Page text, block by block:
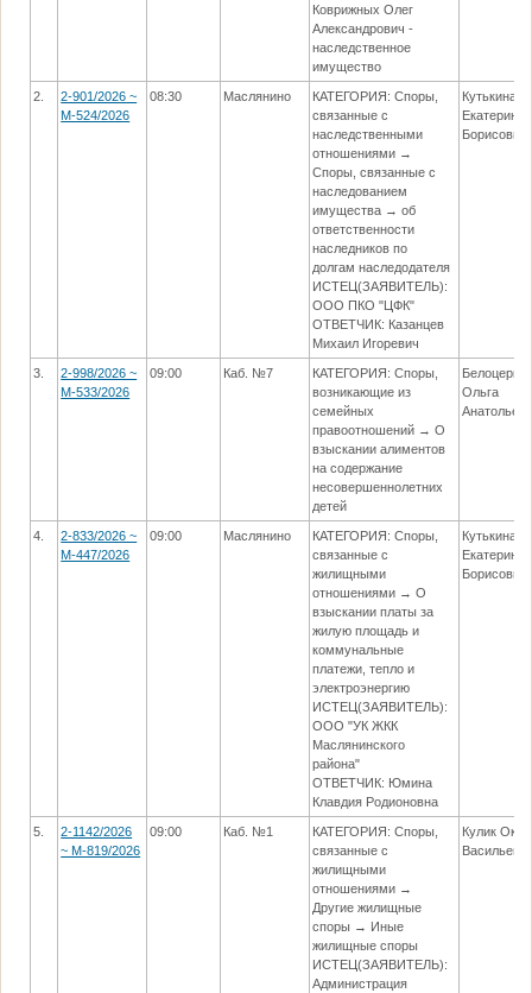
Коврижных Олег
Александрович -
наследственное
имущество
2.
2-901/2026 ~
М-524/2026
08:30 Маслянино
КАТЕГОРИЯ: Споры,
связанные с
наследственными
отношениями →
Споры, связанные с
наследованием
имущества → об
ответственности
наследников по
долгам наследодателя
ИСТЕЦ(ЗАЯВИТЕЛЬ):
ООО ПКО "ЦФК"
ОТВЕТЧИК: Казанцев
Михаил Игоревич
Кутькина
Екатерина
Борисовна
3.
2-998/2026 ~
М-533/2026
09:00 Каб. №7
КАТЕГОРИЯ: Споры,
возникающие из
семейных
правоотношений → О
взыскании алиментов
на содержание
несовершеннолетних
детей
Ольга
4.
2-833/2026 ~
М-447/2026
09:00 Маслянино
КАТЕГОРИЯ: Споры,
связанные с
жилищными
отношениями → О
взыскании платы за
жилую площадь и
коммунальные
платежи, тепло и
электроэнергию
ИСТЕЦ(ЗАЯВИТЕЛЬ):
ООО "УК ЖКК
Маслянинского
района"
ОТВЕТЧИК: Юмина
Клавдия Родионовна
Кутькина
Екатерина
Борисовна
5.
2-1142/2026
~ М-819/2026
09:00 Каб. №1
КАТЕГОРИЯ: Споры,
связанные с
жилищными
отношениями →
Другие жилищные
споры → Иные
жилищные споры
ИСТЕЦ(ЗАЯВИТЕЛЬ):
Администрация
Кулик